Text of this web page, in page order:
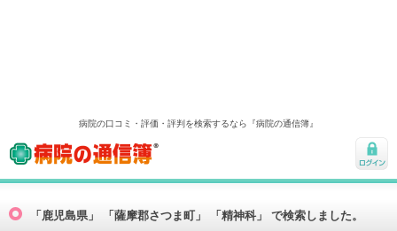
病院の口コミ・評価・評判を検索するなら『病院の通信簿』
病院の通信簿
ログ
「鹿児島県」 「薩摩郡さつま町」 「精神科」 で検索しました。